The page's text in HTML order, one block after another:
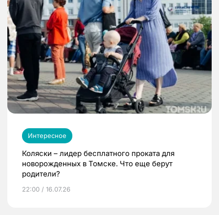
Интересное
Коляски – лидер бесплатного проката для
новорожденных в Томске. Что еще берут
родители?
22:00 / 16.07.26